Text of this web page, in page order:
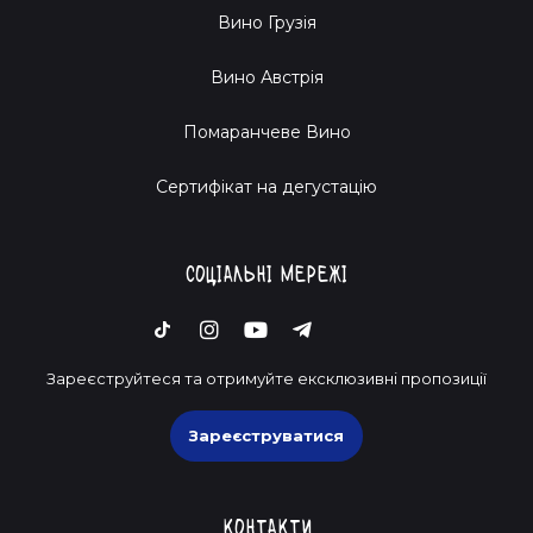
Вино Грузія
Вино Австрія
Помаранчеве Вино
Cертифікат на дегустацію
Соціальні мережі
Зареєструйтеся та отримуйте ексклюзивні пропозиції
Зареєструватися
Контакти